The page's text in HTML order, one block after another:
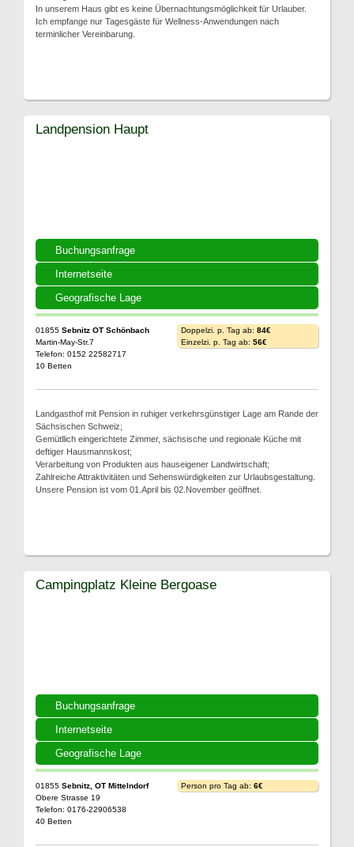
In unserem Haus gibt es keine Übernachtungsmöglichkeit für Urlauber.
Ich empfange nur Tagesgäste für Wellness-Anwendungen nach
terminlicher Vereinbarung.
Buchungsanfrage
Internetseite
Geografische Lage
Landpension Haupt
01855 Sebnitz OT Schönbach
Martin-May-Str.7
Telefon: 0152 22582717
10 Betten
Doppelzi. p. Tag ab: 84€
Einzelzi. p. Tag ab: 56€
Landgasthof mit Pension in ruhiger verkehrsgünstiger Lage am Rande der
Sächsischen Schweiz;
Gemütllich eingerichtete Zimmer, sächsische und regionale Küche mit
deftiger Hausmannskost;
Verarbeitung von Produkten aus hauseigener Landwirtschaft;
Zahlreiche Attraktivitäten und Sehenswürdigkeiten zur Urlaubsgestaltung.
Unsere Pension ist vom 01.April bis 02.November geöffnet.
Buchungsanfrage
Internetseite
Geografische Lage
Campingplatz Kleine Bergoase
01855 Sebnitz, OT Mittelndorf
Obere Strasse 19
Telefon: 0176-22906538
40 Betten
Person pro Tag ab: 6€